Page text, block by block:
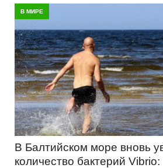
В МИРЕ
В Балтийском море вновь
количество бактерий